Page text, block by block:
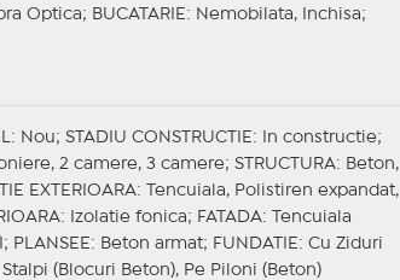
Optica; BUCATARIE : Nemobilata, Inchisa;
: Nou; STADIU CONSTRUCTIE : In constructie;
2 camere, 3 camere; STRUCTURA: Beton,
EXTERIOARA: Tencuiala, Polistiren expandat,
: Izolatie fonica; FATADA: Tencuiala
PLANSEE : Beton armat; FUNDATIE : Cu Ziduri
(Blocuri Beton), Pe Piloni (Beton)